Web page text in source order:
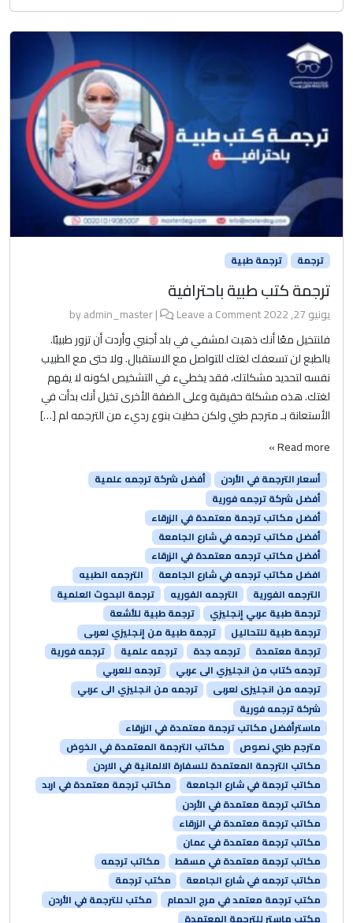
ترجمة ترجمة طبية
ترجمة كتب طبية باحترافية
يونيو 27, 2022 admin_master|
Leave a Comment
فلنتخيل معًا أنك ذهبت لمشفي في بلد أجنبي وأردت أن تزور طبيبًا.
بالطبع لن تسعفك لغتك للتواصل مع الاستقبال. ولا حتى مع الطبيب
نفسه لتحديد مشكلتك، فقد يخطيء في التشخيص لكونه لا يفهم
لغتك. هذه مشكلة حقيقية وعلى الضفة الأخرى تخيل أنك بدأت في
الأستعانة بـ مترجم طبي ولكن حظيت بنوع رديء من الترجمه لم […]
Read more »
أسعار الترجمة في الأردن
أفضل شركة ترجمه علمية
أفضل شركة ترجمه فورية
أفضل مكاتب ترجمة معتمدة في الزرقاء
أفضل مكاتب ترجمه في شارع الجامعة
أفضل مكاتب ترجمه معتمدة في الزرقاء
افضل مكاتب ترجمه في شارع الجامعة
الترجمه الطبيه
الترجمه الفورية
الترجمه الفوريه
ترجمة البحوث العلمية
ترجمة طبية عربي إنجليزي
ترجمة طبية للأشعة
ترجمة طبية للتحاليل
ترجمة طبية من إنجليزي لعربى
ترجمة معتمدة
ترجمه جدة ترجمه علمية
ترجمه فورية
ترجمه كتاب من انجليزي الى عربي
ترجمه للعربي
ترجمه من انجليزى لعربى
ترجمه من انجليزي الى عربي
شركة ترجمه فورية
ماسترأفضل مكاتب ترجمة معتمدة في الزرقاء
مترجم طبي نصوص
مكاتب الترجمة المعتمدة في الخوض
مكاتب الترجمة المعتمدة للسفارة الالمانية في الاردن
مكاتب ترجمة في شارع الجامعة
مكاتب ترجمة معتمدة في اربد
مكاتب ترجمة معتمدة في الأردن
مكاتب ترجمة معتمدة في الزرقاء
مكاتب ترجمة معتمدة في عمان
مكاتب ترجمة معتمدة في مسقط
مكاتب ترجمه
مكاتب ترجمه في شارع الجامعة
مكتب ترجمة
مكتب ترجمة معتمد في مرج الحمام
مكتب للترجمة في الأردن
مكتب ماستر للترجمة المعتمدة